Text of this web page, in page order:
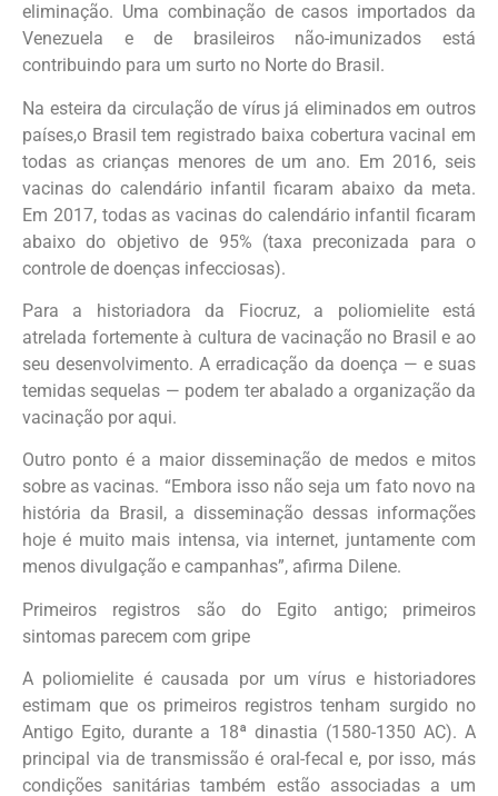
eliminação. Uma combinação de casos importados da
Venezuela e de brasileiros não-imunizados está
contribuindo para um surto no Norte do Brasil.
Na esteira da circulação de vírus já eliminados em outros
países,o Brasil tem registrado baixa cobertura vacinal em
todas as crianças menores de um ano. Em 2016, seis
vacinas do calendário infantil ficaram abaixo da meta.
Em 2017, todas as vacinas do calendário infantil ficaram
abaixo do objetivo de 95% (taxa preconizada para o
controle de doenças infecciosas).
Para a historiadora da Fiocruz, a poliomielite está
atrelada fortemente à cultura de vacinação no Brasil e ao
seu desenvolvimento. A erradicação da doença — e suas
temidas sequelas — podem ter abalado a organização da
vacinação por aqui.
Outro ponto é a maior disseminação de medos e mitos
sobre as vacinas. “Embora isso não seja um fato novo na
história da Brasil, a disseminação dessas informações
hoje é muito mais intensa, via internet, juntamente com
menos divulgação e campanhas”, afirma Dilene.
Primeiros registros são do Egito antigo; primeiros
sintomas parecem com gripe
A poliomielite é causada por um vírus e historiadores
estimam que os primeiros registros tenham surgido no
Antigo Egito, durante a 18ª dinastia (1580-1350 AC). A
principal via de transmissão é oral-fecal e, por isso, más
condições sanitárias também estão associadas a um